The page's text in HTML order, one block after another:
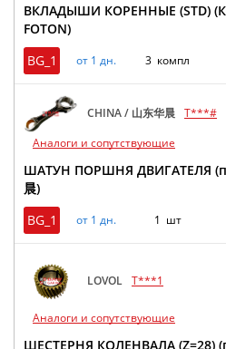
ВКЛАДЫШИ КОРЕННЫЕ (STD)
FOTON)
BG_1
от 1 дн. 3 компл
CHINA / 山东华晨 T***#
Аналоги и сопутствующие
ШАТУН ПОРШНЯ ДВИГАТЕЛЯ
晨)
BG_1
от 1 дн. 1 шт
LOVOL T***1
Аналоги и сопутствующие
ШЕСТЕРНЯ КОЛЕНВАЛА (Z=28)